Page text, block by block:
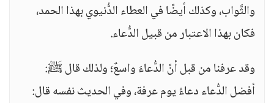
والثَّواب، وكذلك أيضًا في العطاء الدُّنيوي بهذا الحمد،
فكان بهذا الاعتبار من قبيل الدُّعاء.
وقد عرفنا من قبل أنَّ الدُّعاءَ واسعٌ؛ ولذلك قال ﷺ:
أفضل الدُّعاء دعاءُ يوم عرفة، وفي الحديث نفسه قال: